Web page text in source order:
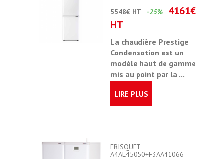
5548€ HT
-25%
4161€
HT
La chaudière Prestige
Condensation est un
modèle haut de gamme
mis au point par la ...
LIRE PLUS
FRISQUET
A4AL45050+F3AA41066